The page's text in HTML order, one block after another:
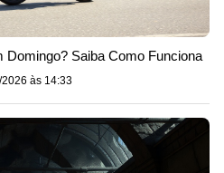
Domingo? Saiba Como Funciona
às 14:33